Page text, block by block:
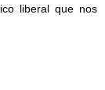
liberal que nos